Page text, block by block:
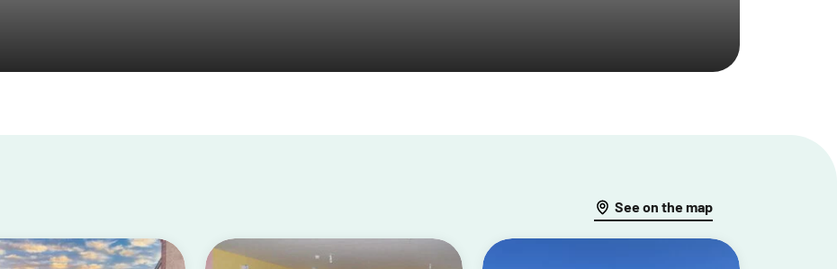
See on the map